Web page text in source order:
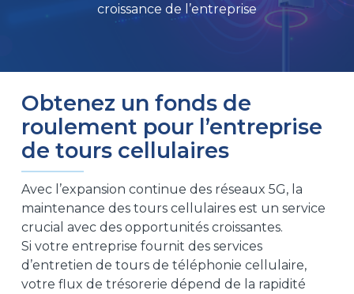
croissance de l’entreprise
Obtenez un fonds de
roulement pour l’entreprise
de tours cellulaires
Avec l’expansion continue des réseaux 5G, la
maintenance des tours cellulaires est un service
crucial avec des opportunités croissantes.
Si votre entreprise fournit des services
d’entretien de tours de téléphonie cellulaire,
votre flux de trésorerie dépend de la rapidité